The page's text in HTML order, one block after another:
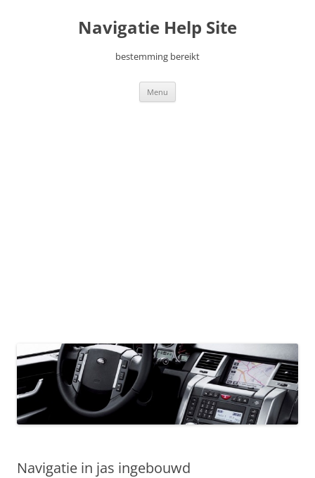
Navigatie Help Site
bestemming bereikt
Menu
Navigatie in jas ingebouwd